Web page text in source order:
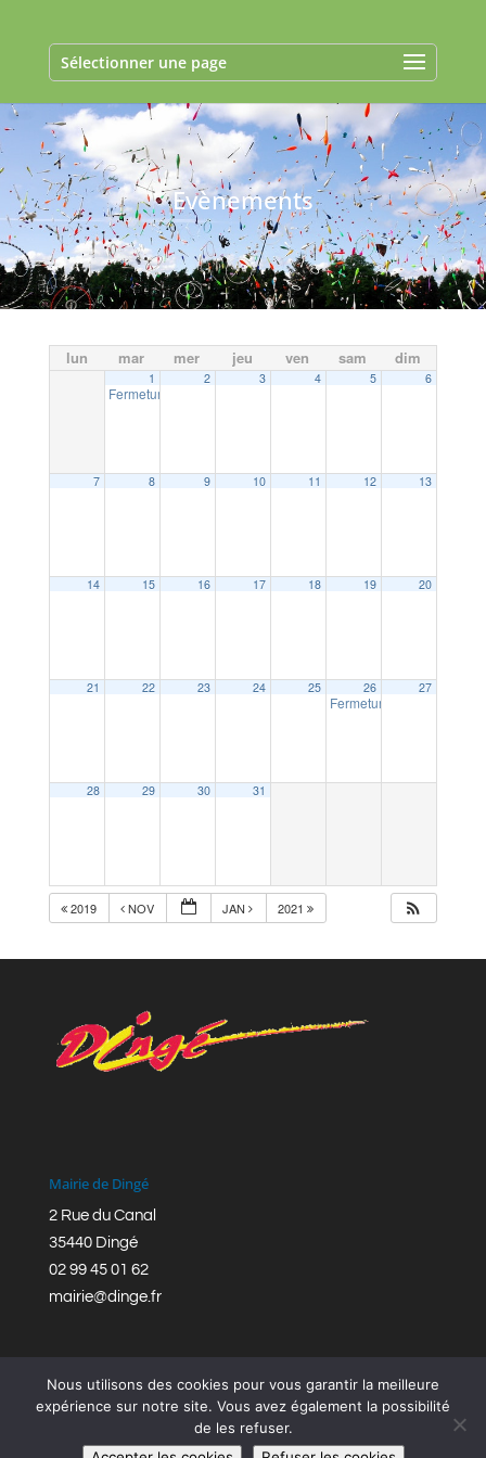
Sélectionner une page
Evènements
lun mar mer jeu ven sam dim
1
Fermeture exceptionnelle de la Mairie
2 3 4 5 6
7 8 9 10 11 12 13
14 15 16 17 18 19 20
21 22 23 24 25 26
Fermeture de la Mairie
27
28 29 30 31
2019 NOV JAN 2021
Mairie de Dingé
2 Rue du Canal
35440 Dingé
02 99 45 01 62
mairie@dinge.fr
Réalisation © Mairie de Dingé,Bretagne Romantique
Nous utilisons des cookies pour vous garantir la meilleure
expérience sur notre site. Vous avez également la possibilité
de les refuser.